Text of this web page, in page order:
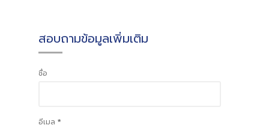
สอบถามข้อมูลเพิ่มเติม
ชื่อ
อีเมล *